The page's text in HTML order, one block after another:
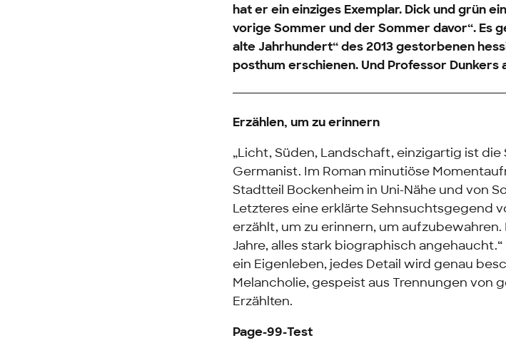
hat er ein einziges Exemplar. Dick und grün
vorige Sommer und der Sommer davor“. Es
alte Jahrhundert“ des 2013 gestorbenen
posthum erschienen. Und Professor Dunkers
Erzählen, um zu erinnern
„Licht, Süden, Landschaft, einzigartig ist
Germanist. Im Roman minutiöse
Stadtteil Bockenheim in Uni-Nähe und von
Letzteres eine erklärte Sehnsuchtsgegend
erzählt, um zu erinnern, um
Jahre, alles stark biographisch
ein Eigenleben, jedes Detail wird genau
Melancholie, gespeist aus Trennungen von
Erzählten.
Page-99-Test